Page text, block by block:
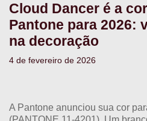
Cloud Dancer é a
Pantone para 2026:
na decoração
4 de fevereiro de 2026
A Pantone anunciou sua cor